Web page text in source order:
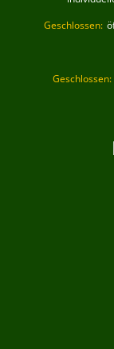
Klicken, um
Geschlossen:
Klicken, um
Geschlossen: